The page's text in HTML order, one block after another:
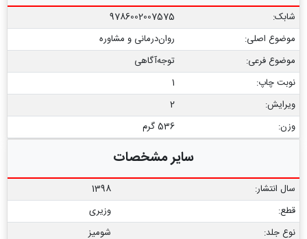
شابک:
9786002007575
موضوع اصلی:
روان‌درمانی و مشاوره
موضوع فرعی:
توجه‌آگاهی
نوبت چاپ:
1
ویرایش:
2
وزن:
536 گرم
سایر مشخصات
سال انتشار:
1398
قطع:
وزیری
نوع جلد:
شومیز